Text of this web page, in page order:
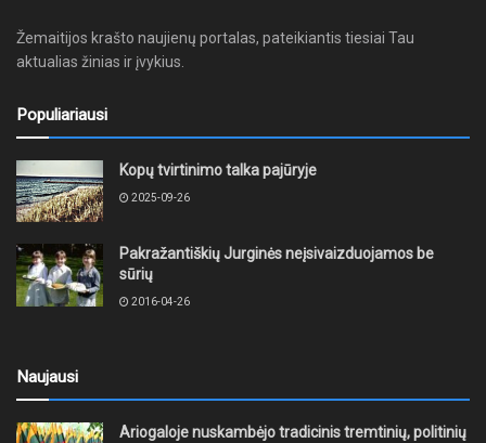
Žemaitijos krašto naujienų portalas, pateikiantis tiesiai Tau
aktualias žinias ir įvykius.
Populiariausi
Kopų tvirtinimo talka pajūryje
2025-09-26
Pakražantiškių Jurginės neįsivaizduojamos be
sūrių
2016-04-26
Naujausi
Ariogaloje nuskambėjo tradicinis tremtinių, politinių